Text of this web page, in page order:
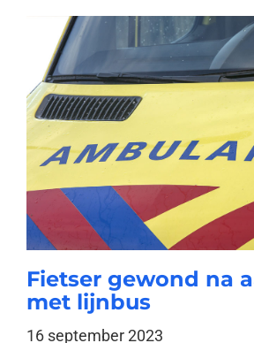
Fietser gewond na
met lijnbus
16 september 2023